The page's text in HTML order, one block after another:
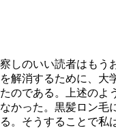
察しのいい読者はも
を解消するために、大
たのである。上述のよ
なかった。黒髪ロン毛
る。そうすることで私